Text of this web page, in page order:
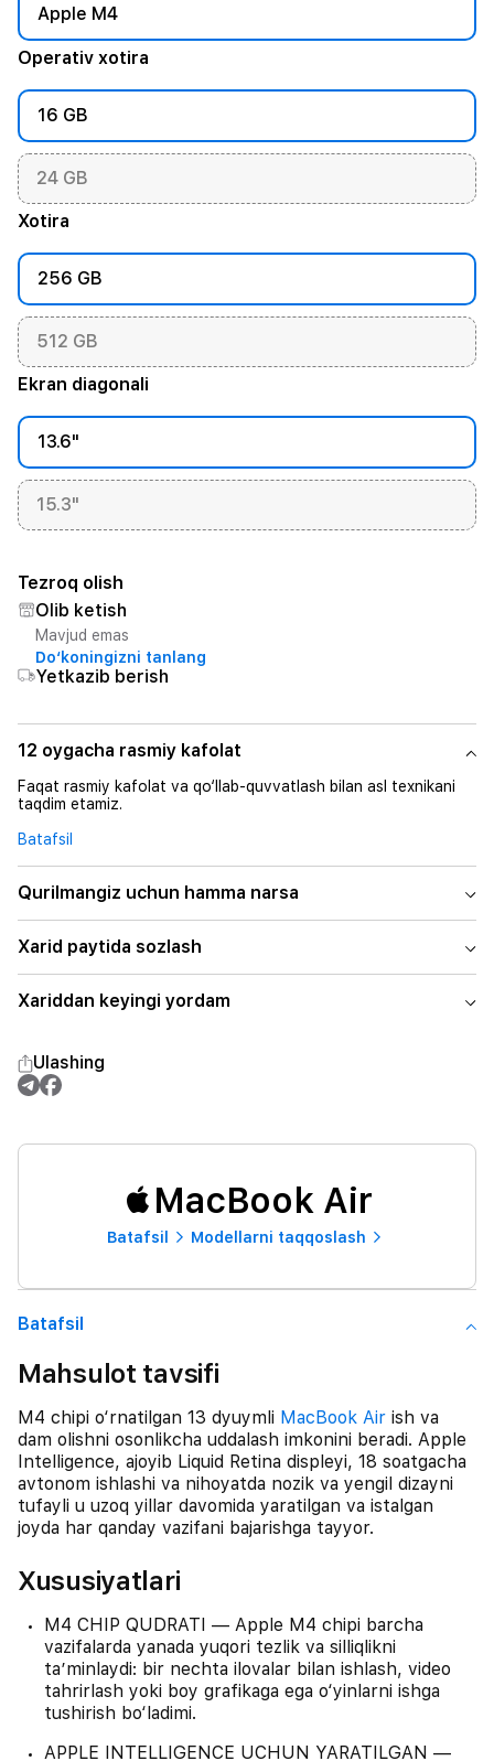
Apple M4
Operativ xotira
16 GB
24 GB
Xotira
256 GB
512 GB
Ekran diagonali
13.6"
15.3"
Tezroq olish
Olib ketish
Mavjud emas
Do‘koningizni tanlang
Yetkazib berish
12 oygacha rasmiy kafolat
Faqat rasmiy kafolat va qo‘llab-quvvatlash bilan asl texnikani
taqdim etamiz.
Batafsil
Qurilmangiz uchun hamma narsa
Xarid paytida sozlash
Xariddan keyingi yordam
Ulashing
MacBook Air
Batafsil Modellarni taqqoslash
Batafsil
Mahsulot tavsifi
M4 chipi o‘rnatilgan 13 dyuymli MacBook Air ish va
dam olishni osonlikcha uddalash imkonini beradi. Apple
Intelligence, ajoyib Liquid Retina displeyi, 18 soatgacha
avtonom ishlashi va nihoyatda nozik va yengil dizayni
tufayli u uzoq yillar davomida yaratilgan va istalgan
joyda har qanday vazifani bajarishga tayyor.
Xususiyatlari
M4 CHIP QUDRATI — Apple M4 chipi barcha
vazifalarda yanada yuqori tezlik va silliqlikni
taʼminlaydi: bir nechta ilovalar bilan ishlash, video
tahrirlash yoki boy grafikaga ega o‘yinlarni ishga
tushirish bo‘ladimi.
APPLE INTELLIGENCE UCHUN YARATILGAN —